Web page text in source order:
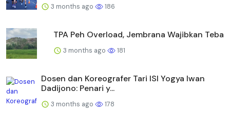
3 months ago 186
TPA Peh Overload, Jembrana Wajibkan Teba
3 months ago 181
Dosen dan Koreografer Tari ISI Yogya Iwan
Dadijono: Penari y...
3 months ago 178